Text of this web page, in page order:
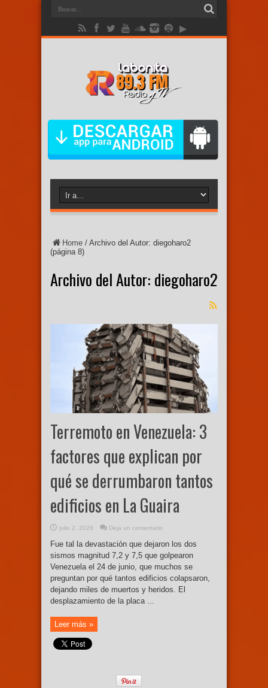
Home / Archivo del Autor: diegoharo2
(página 8)
Archivo del Autor: diegoharo2
Terremoto en Venezuela: 3
factores que explican por
qué se derrumbaron tantos
edificios en La Guaira
julio 2, 2026 Deja un comentario
Fue tal la devastación que dejaron los dos
sismos magnitud 7,2 y 7,5 que golpearon
Venezuela el 24 de junio, que muchos se
preguntan por qué tantos edificios colapsaron,
dejando miles de muertos y heridos. El
desplazamiento de la placa ...
Leer más »